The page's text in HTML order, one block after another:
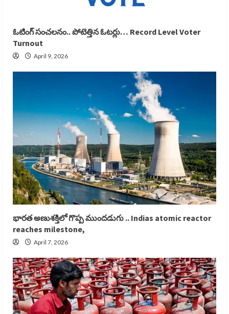
ఓటింగ్ సంచలనం.. పోటెత్తిన ఓటర్లు… Record Level Voter
Turnout
April 9, 2026
భారత అణుశక్తిలో గొప్ప ముందడుగు .. Indias atomic reactor
reaches milestone,
April 7, 2026